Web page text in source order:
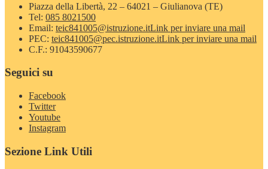
Piazza della Libertà, 22 – 64021 – Giulianova (TE)
Tel: 085 8021500
Email: teic841005@istruzione.itLink per inviare una mail
PEC: teic841005@pec.istruzione.itLink per inviare una mail
C.F.: 91043590677
Seguici su
Facebook
Twitter
Youtube
Instagram
Sezione Link Utili